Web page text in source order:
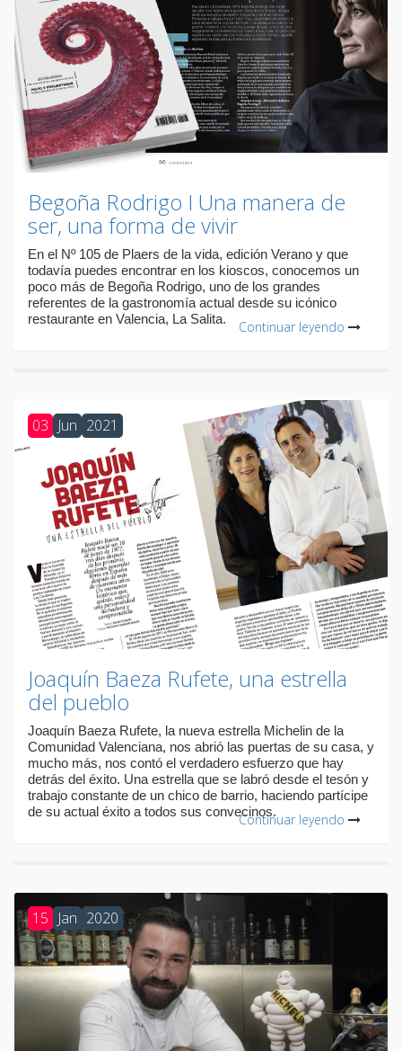
Begoña Rodrigo I Una manera de
ser, una forma de vivir
En el Nº 105 de Plaers de la vida, edición Verano y que
todavía puedes encontrar en los kioscos, conocemos un
poco más de Begoña Rodrigo, uno de los grandes
referentes de la gastronomía actual desde su icónico
restaurante en Valencia, La Salita.
Continuar leyendo
03 Jun 2021
Joaquín Baeza Rufete, una estrella
del pueblo
Joaquín Baeza Rufete, la nueva estrella Michelin de la
Comunidad Valenciana, nos abrió las puertas de su casa, y
mucho más, nos contó el verdadero esfuerzo que hay
detrás del éxito. Una estrella que se labró desde el tesón y
trabajo constante de un chico de barrio, haciendo partícipe
de su actual éxito a todos sus convecinos.Continuar leyendo
15 Jan 2020